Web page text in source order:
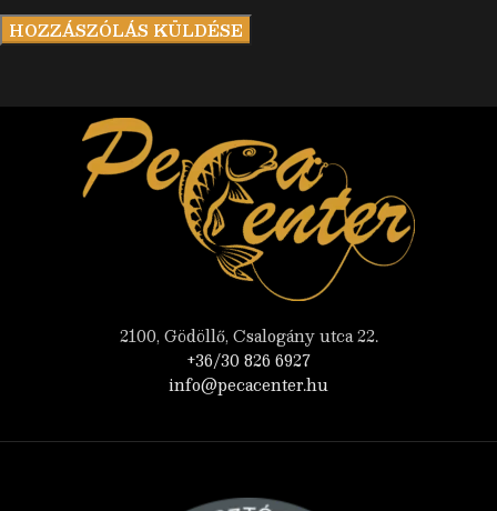
2100, Gödöllő, Csalogány utca 22.
+36/30 826 6927
info@pecacenter.hu